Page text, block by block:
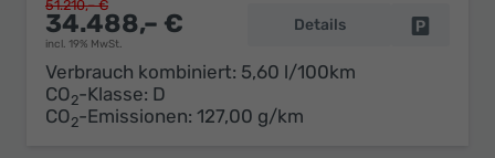
34.488,– €
incl. 19% MwSt.
51.210,– €
Details
Verbrauch kombiniert: 5,60 l/100km
CO2-Klasse: D
CO2-Emissionen: 127,00 g/km